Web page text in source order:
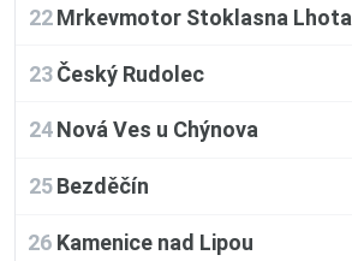
22 Mrkevmotor Stoklasna Lhota
23 Český Rudolec
24 Nová Ves u Chýnova
25 Bezděčín
26 Kamenice nad Lipou